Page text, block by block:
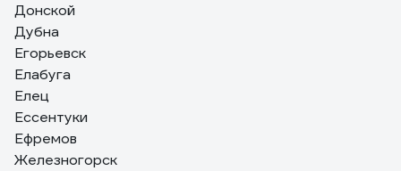
Донской
Дубна
Егорьевск
Елабуга
Елец
Ессентуки
Ефремов
Железногорск